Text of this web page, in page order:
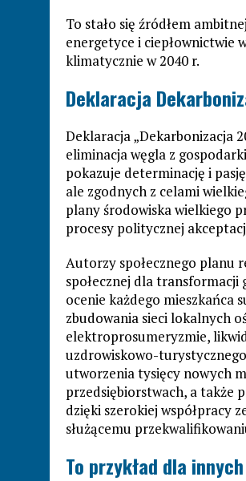
To stało się źródłem
energetyce i ciepłownictwie
klimatycznie w 2040 r.
Deklaracja
Deklaracja „Dekarbonizacja
eliminacja węgla z
pokazuje determinację i
ale zgodnych z celami
plany środowiska wielkiego
procesy politycznej
Autorzy społecznego planu
społecznej dla transformacji
ocenie każdego mieszkańca
zbudowania sieci lokalnych
elektroprosumeryzmie,
uzdrowiskowo-
utworzenia tysięcy nowych
przedsiębiorstwach, a także
dzięki szerokiej współpracy
służącemu
To przykład dla